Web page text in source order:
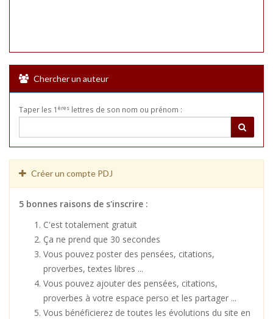
Chercher un auteur
Taper les 1 ères lettres de son nom ou prénom :
Créer un compte PDJ
5 bonnes raisons de s'inscrire :
C'est totalement gratuit
Ça ne prend que 30 secondes
Vous pouvez poster des pensées, citations,
proverbes, textes libres ...
Vous pouvez ajouter des pensées, citations,
proverbes à votre espace perso et les partager ...
Vous bénéficierez de toutes les évolutions du site en